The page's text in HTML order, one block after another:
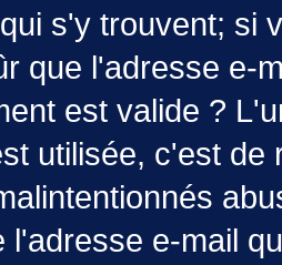
s'y trouvent; si
que l'adresse e-
est valide ?
utilisée, c'est
l'adresse e-mail